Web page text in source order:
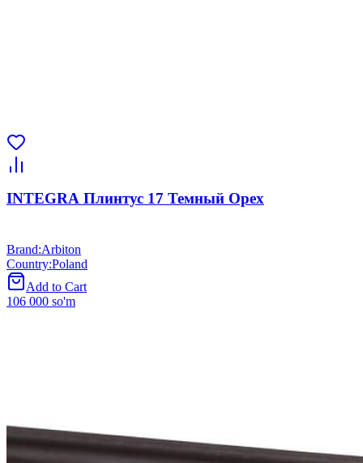
INTEGRA Плинтус 17 Темный Орех
Brand:Arbiton
Country:Poland
Add to Cart
106 000 so'm